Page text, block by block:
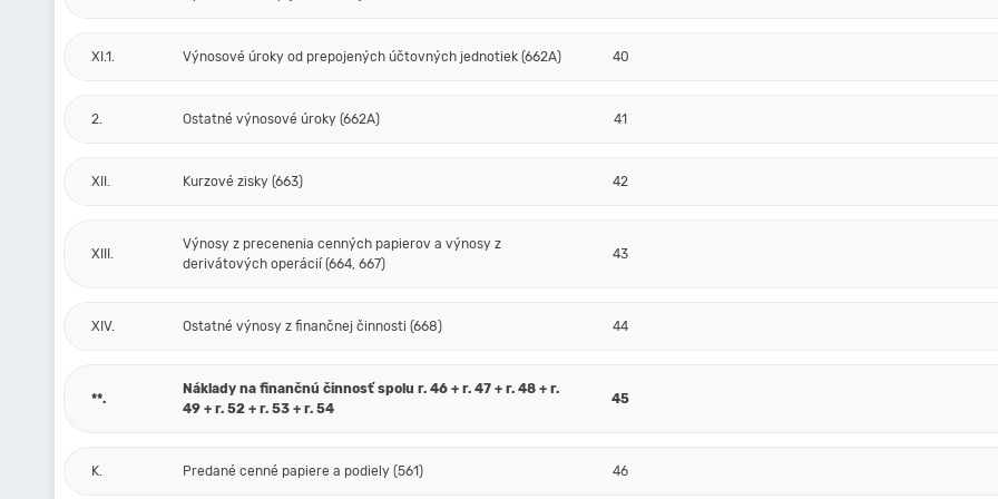
XI.1. Výnosové úroky od prepojených účtovných jednotiek (662A) 40
2. Ostatné výnosové úroky (662A) 41
XII. Kurzové zisky (663) 42
XIII.
Výnosy z precenenia cenných papierov a výnosy z
derivátových operácií (664, 667)
43
XIV. Ostatné výnosy z finančnej činnosti (668) 44
**.
Náklady na finančnú činnosť spolu r. 46 + r. 47 + r. 48 + r.
49 + r. 52 + r. 53 + r. 54
45
K. Predané cenné papiere a podiely (561) 46